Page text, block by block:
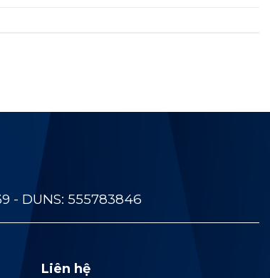
- DUNS: 555783846
Liên hệ